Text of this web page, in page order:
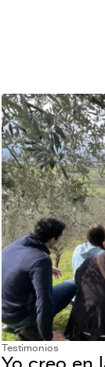
Testimonios